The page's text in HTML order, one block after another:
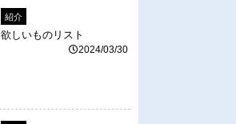
紹介
欲しいものリスト
2024/03/30